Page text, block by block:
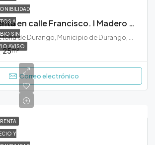
A
SIN
AVISO
Oficina en Renta en calle Francisco. I Madero Durango
25m²
Correo electrónico
Y